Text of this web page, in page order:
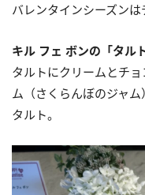
バレンタインシーズンは
キル フェ ボンの「タル
タルトにクリームとチ
ム（さくらんぼのジャ
タルト。